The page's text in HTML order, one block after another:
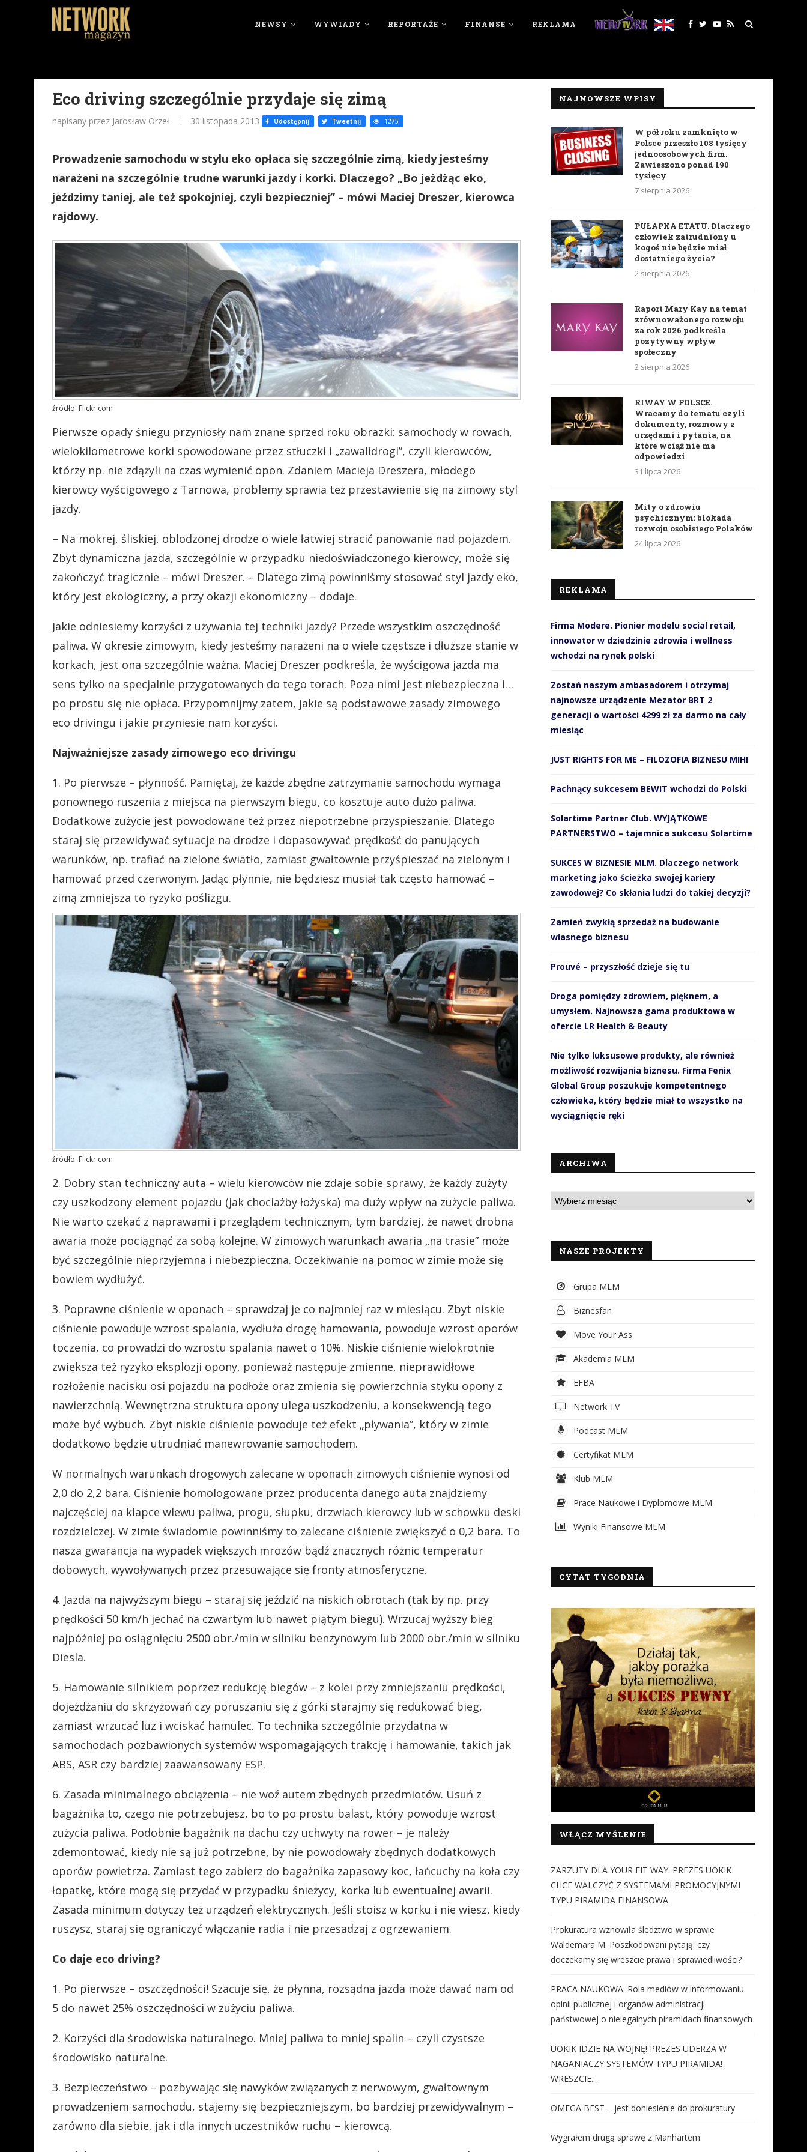
NEWSY WYWIADY REPORTAŻE FINANSE REKLAMA
Eco driving szczególnie przydaje się zimą
napisany przez Jarosław Orzeł 30 listopada 2013 Udostępnij Tweetnij 1275
Prowadzenie samochodu w stylu eko opłaca się szczególnie zimą, kiedy jesteśmy
narażeni na szczególnie trudne warunki jazdy i korki. Dlaczego? „Bo jeżdżąc eko,
jeździmy taniej, ale też spokojniej, czyli bezpieczniej” – mówi Maciej Dreszer, kierowca
rajdowy.
źródło: Flickr.com
Pierwsze opady śniegu przyniosły nam znane sprzed roku obrazki: samochody w rowach,
wielokilometrowe korki spowodowane przez stłuczki i „zawalidrogi”, czyli kierowców,
którzy np. nie zdążyli na czas wymienić opon. Zdaniem Macieja Dreszera, młodego
kierowcy wyścigowego z Tarnowa, problemy sprawia też przestawienie się na zimowy styl
jazdy.
– Na mokrej, śliskiej, oblodzonej drodze o wiele łatwiej stracić panowanie nad pojazdem.
Zbyt dynamiczna jazda, szczególnie w przypadku niedoświadczonego kierowcy, może się
zakończyć tragicznie – mówi Dreszer. – Dlatego zimą powinniśmy stosować styl jazdy eko,
który jest ekologiczny, a przy okazji ekonomiczny – dodaje.
Jakie odniesiemy korzyści z używania tej techniki jazdy? Przede wszystkim oszczędność
paliwa. W okresie zimowym, kiedy jesteśmy narażeni na o wiele częstsze i dłuższe stanie w
korkach, jest ona szczególnie ważna. Maciej Dreszer podkreśla, że wyścigowa jazda ma
sens tylko na specjalnie przygotowanych do tego torach. Poza nimi jest niebezpieczna i…
po prostu się nie opłaca. Przypomnijmy zatem, jakie są podstawowe zasady zimowego
eco drivingu i jakie przyniesie nam korzyści.
Najważniejsze zasady zimowego eco drivingu
1. Po pierwsze – płynność. Pamiętaj, że każde zbędne zatrzymanie samochodu wymaga
ponownego ruszenia z miejsca na pierwszym biegu, co kosztuje auto dużo paliwa.
Dodatkowe zużycie jest powodowane też przez niepotrzebne przyspieszanie. Dlatego
staraj się przewidywać sytuacje na drodze i dopasowywać prędkość do panujących
warunków, np. trafiać na zielone światło, zamiast gwałtownie przyśpieszać na zielonym i
hamować przed czerwonym. Jadąc płynnie, nie będziesz musiał tak często hamować –
zimą zmniejsza to ryzyko poślizgu.
źródło: Flickr.com
2. Dobry stan techniczny auta – wielu kierowców nie zdaje sobie sprawy, że każdy zużyty
czy uszkodzony element pojazdu (jak chociażby łożyska) ma duży wpływ na zużycie paliwa.
Nie warto czekać z naprawami i przeglądem technicznym, tym bardziej, że nawet drobna
awaria może pociągnąć za sobą kolejne. W zimowych warunkach awaria „na trasie” może
być szczególnie nieprzyjemna i niebezpieczna. Oczekiwanie na pomoc w zimie może się
bowiem wydłużyć.
3. Poprawne ciśnienie w oponach – sprawdzaj je co najmniej raz w miesiącu. Zbyt niskie
ciśnienie powoduje wzrost spalania, wydłuża drogę hamowania, powoduje wzrost oporów
toczenia, co prowadzi do wzrostu spalania nawet o 10%. Niskie ciśnienie wielokrotnie
zwiększa też ryzyko eksplozji opony, ponieważ następuje zmienne, nieprawidłowe
rozłożenie nacisku osi pojazdu na podłoże oraz zmienia się powierzchnia styku opony z
nawierzchnią. Wewnętrzna struktura opony ulega uszkodzeniu, a konsekwencją tego
może być wybuch. Zbyt niskie ciśnienie powoduje też efekt „pływania”, który w zimie
dodatkowo będzie utrudniać manewrowanie samochodem.
W normalnych warunkach drogowych zalecane w oponach zimowych ciśnienie wynosi od
2,0 do 2,2 bara. Ciśnienie homologowane przez producenta danego auta znajdziemy
najczęściej na klapce wlewu paliwa, progu, słupku, drzwiach kierowcy lub w schowku deski
rozdzielczej. W zimie świadomie powinniśmy to zalecane ciśnienie zwiększyć o 0,2 bara. To
nasza gwarancja na wypadek większych mrozów bądź znacznych różnic temperatur
dobowych, wywoływanych przez przesuwające się fronty atmosferyczne.
4. Jazda na najwyższym biegu – staraj się jeździć na niskich obrotach (tak by np. przy
prędkości 50 km/h jechać na czwartym lub nawet piątym biegu). Wrzucaj wyższy bieg
najpóźniej po osiągnięciu 2500 obr./min w silniku benzynowym lub 2000 obr./min w silniku
Diesla.
5. Hamowanie silnikiem poprzez redukcję biegów – z kolei przy zmniejszaniu prędkości,
dojeżdżaniu do skrzyżowań czy poruszaniu się z górki starajmy się redukować bieg,
zamiast wrzucać luz i wciskać hamulec. To technika szczególnie przydatna w
samochodach pozbawionych systemów wspomagających trakcję i hamowanie, takich jak
ABS, ASR czy bardziej zaawansowany ESP.
6. Zasada minimalnego obciążenia – nie woź autem zbędnych przedmiotów. Usuń z
bagażnika to, czego nie potrzebujesz, bo to po prostu balast, który powoduje wzrost
zużycia paliwa. Podobnie bagażnik na dachu czy uchwyty na rower – je należy
zdemontować, kiedy nie są już potrzebne, by nie powodowały zbędnych dodatkowych
oporów powietrza. Zamiast tego zabierz do bagażnika zapasowy koc, łańcuchy na koła czy
łopatkę, które mogą się przydać w przypadku śnieżycy, korka lub ewentualnej awarii.
Zasada minimum dotyczy też urządzeń elektrycznych. Jeśli stoisz w korku i nie wiesz, kiedy
ruszysz, staraj się ograniczyć włączanie radia i nie przesadzaj z ogrzewaniem.
Co daje eco driving?
1. Po pierwsze – oszczędności! Szacuje się, że płynna, rozsądna jazda może dawać nam od
5 do nawet 25% oszczędności w zużyciu paliwa.
2. Korzyści dla środowiska naturalnego. Mniej paliwa to mniej spalin – czyli czystsze
środowisko naturalne.
3. Bezpieczeństwo – pozbywając się nawyków związanych z nerwowym, gwałtownym
prowadzeniem samochodu, stajemy się bezpieczniejszym, bo bardziej przewidywalnym –
zarówno dla siebie, jak i dla innych uczestników ruchu – kierowcą.
NAJNOWSZE WPISY
W pół roku zamknięto w
Polsce przeszło 108 tysięcy
jednoosobowych firm.
Zawieszono ponad 190
tysięcy
7 sierpnia 2026
PUŁAPKA ETATU. Dlaczego
człowiek zatrudniony u
kogoś nie będzie miał
dostatniego życia?
2 sierpnia 2026
Raport Mary Kay na temat
zrównoważonego rozwoju
za rok 2026 podkreśla
pozytywny wpływ
społeczny
2 sierpnia 2026
RIWAY W POLSCE.
Wracamy do tematu czyli
dokumenty, rozmowy z
urzędami i pytania, na
które wciąż nie ma
odpowiedzi
31 lipca 2026
Mity o zdrowiu
psychicznym: blokada
rozwoju osobistego Polaków
24 lipca 2026
REKLAMA
Firma Modere. Pionier modelu social retail,
innowator w dziedzinie zdrowia i wellness
wchodzi na rynek polski
Zostań naszym ambasadorem i otrzymaj
najnowsze urządzenie Mezator BRT 2
generacji o wartości 4299 zł za darmo na cały
miesiąc
JUST RIGHTS FOR ME – FILOZOFIA BIZNESU MIHI
Pachnący sukcesem BEWIT wchodzi do Polski
Solartime Partner Club. WYJĄTKOWE
PARTNERSTWO – tajemnica sukcesu Solartime
SUKCES W BIZNESIE MLM. Dlaczego network
marketing jako ścieżka swojej kariery
zawodowej? Co skłania ludzi do takiej decyzji?
Zamień zwykłą sprzedaż na budowanie
własnego biznesu
Prouvé – przyszłość dzieje się tu
Droga pomiędzy zdrowiem, pięknem, a
umysłem. Najnowsza gama produktowa w
ofercie LR Health & Beauty
Nie tylko luksusowe produkty, ale również
możliwość rozwijania biznesu. Firma Fenix
Global Group poszukuje kompetentnego
człowieka, który będzie miał to wszystko na
wyciągnięcie ręki
ARCHIWA
NASZE PROJEKTY
Grupa MLM
Biznesfan
Move Your Ass
Akademia MLM
EFBA
Network TV
Podcast MLM
Certyfikat MLM
Klub MLM
Prace Naukowe i Dyplomowe MLM
Wyniki Finansowe MLM
CYTAT TYGODNIA
WŁĄCZ MYŚLENIE
ZARZUTY DLA YOUR FIT WAY. PREZES UOKIK
CHCE WALCZYĆ Z SYSTEMAMI PROMOCYJNYMI
TYPU PIRAMIDA FINANSOWA
Prokuratura wznowiła śledztwo w sprawie
Waldemara M. Poszkodowani pytają: czy
doczekamy się wreszcie prawa i sprawiedliwości?
PRACA NAUKOWA: Rola mediów w informowaniu
opinii publicznej i organów administracji
państwowej o nielegalnych piramidach finansowych
UOKIK IDZIE NA WOJNĘ! PREZES UDERZA W
NAGANIACZY SYSTEMÓW TYPU PIRAMIDA!
WRESZCIE...
OMEGA BEST – jest doniesienie do prokuratury
Wygrałem drugą sprawę z Manhartem